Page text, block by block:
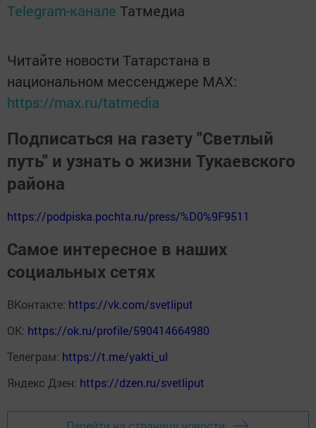
Telegram-канале Татмедиа
Читайте новости Татарстана в
национальном мессенджере MАХ:
https://max.ru/tatmedia
Подписаться на газету "Светлый
путь" и узнать о жизни Тукаевского
района
https://podpiska.pochta.ru/press/%D0%9F9511
Самое интересное в наших
социальных сетях
ВКонтакте: https://vk.com/svetliput
ОК: https://ok.ru/profile/590414664980
Телеграм: https://t.me/yakti_ul
Яндекс Дзен: https://dzen.ru/svetliput